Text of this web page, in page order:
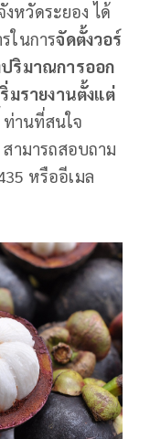
หวัดระยอง ได้
ในการจัดตั้งวอร์
ริมาณการออก
มรายงานตั้งแต่
ท่านที่สนใจ
ามารถสอบถาม
หรืออีเมล